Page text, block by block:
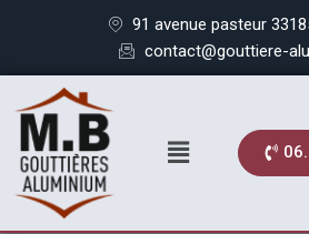
91 avenue pasteur
contact@gouttiere-